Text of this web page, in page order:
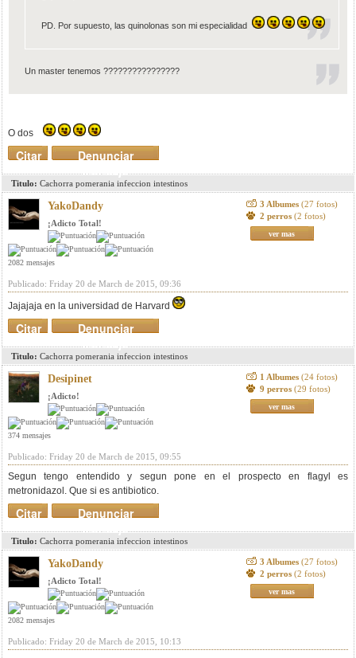
PD. Por supuesto, las quinolonas son mi especialidad
Un master tenemos ????????????????
O dos
Denunciar
mensaje
Citar
Titulo: Cachorra pomerania infeccion intestinos
YakoDandy
¡Adicto Total!
2082 mensajes
3 Albumes (27 fotos)
2 perros (2 fotos)
ver mas
Publicado: Friday 20 de March de 2015, 09:36
Jajajaja en la universidad de Harvard
Denunciar
mensaje
Citar
Titulo: Cachorra pomerania infeccion intestinos
Desipinet
¡Adicto!
374 mensajes
1 Albumes (24 fotos)
9 perros (29 fotos)
ver mas
Publicado: Friday 20 de March de 2015, 09:55
Segun tengo entendido y segun pone en el prospecto en flagyl es
metronidazol. Que si es antibiotico.
Denunciar
mensaje
Citar
Titulo: Cachorra pomerania infeccion intestinos
YakoDandy
¡Adicto Total!
2082 mensajes
3 Albumes (27 fotos)
2 perros (2 fotos)
ver mas
Publicado: Friday 20 de March de 2015, 10:13